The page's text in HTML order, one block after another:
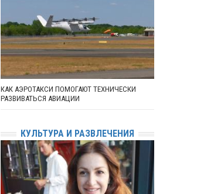
КАК АЭРОТАКСИ ПОМОГАЮТ ТЕХНИЧЕСКИ
РАЗВИВАТЬСЯ АВИАЦИИ
КУЛЬТУРА И РАЗВЛЕЧЕНИЯ